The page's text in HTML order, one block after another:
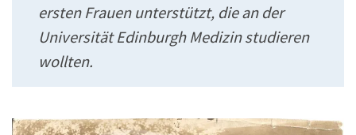
ersten Frauen unterstützt, die an der
Universität Edinburgh Medizin studieren
wollten.